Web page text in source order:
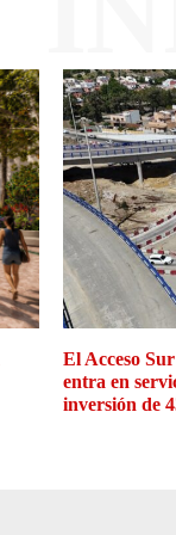
El Acceso
entra en
inversión de